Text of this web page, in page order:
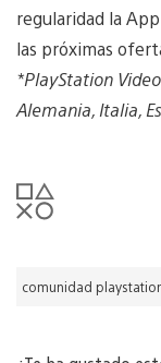
regularidad la
las próximas
*PlayStation
Alemania, Italia,
comunidad